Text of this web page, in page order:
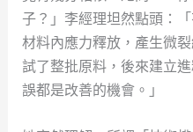
子？」李經理坦然點頭：
材料內應力釋放，產生微
試了整批原料，後來建立
誤都是改善的機會。」